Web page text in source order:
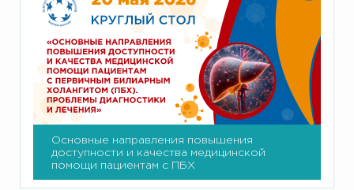
Основные направления повышения
доступности и качества медицинской
помощи пациентам с ПБХ